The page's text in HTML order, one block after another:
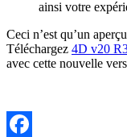
ainsi votre
Ceci n’est qu’un
Téléchargez 4D v20
avec cette nouvelle